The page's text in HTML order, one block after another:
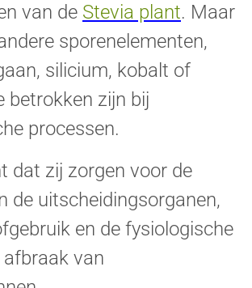
van de Stevia plant. Maar
sporenelementen,
silicium, kobalt of
betrokken zijn bij
processen.
dat zij zorgen voor de
de uitscheidingsorganen,
en de fysiologische
van